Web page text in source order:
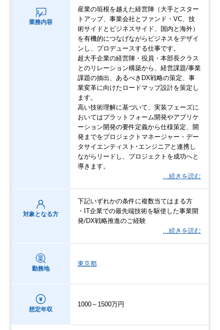
業務内容
産業の垣根を越えた経営陣（大手とスター
トアップ、事業会社とファンド・VC、技
術サイドとビジネスサイド、国内と海外）
を有機的につなげながらビジネスをデザイ
ンし、プロデュースする仕事です。
超大手企業の経営陣・役員・本部長クラス
とのリレーション構築から、経営課題/事業
課題の抽出、あるべきDX戦略の策定、事
業変革に向けたロードマップ設計を策定し
ます。
高い技術理解に基づいて、実装フェーズに
おいてはプラットフォーム開発やアプリケ
ーション開発の要件定義から仕様策定、開
発までをプロジェクトマネージャー・デー
タサイエンティスト･エンジニアと連携し
ながらリードし、プロジェクトを成功へと
導きます。
…続きを読む
対象となる方
下記いずれかの条件に複数当てはまる方
・IT企業での最先端技術を駆使した事業開
発/DX戦略推進のご経験
…続きを読む
勤務地
東京都
想定年収
1000～1500万円